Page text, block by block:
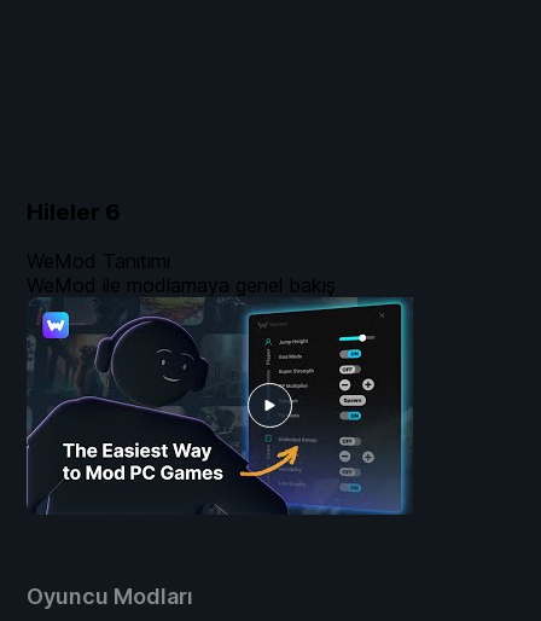
Hileler 6
Oyuncu Modları
WeMod Tanıtımı
WeMod ile modlamaya genel bakış